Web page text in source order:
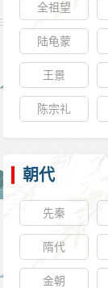
全祖望
陆龟蒙
王景
陈宗礼
朝代
先秦
隋代
金朝